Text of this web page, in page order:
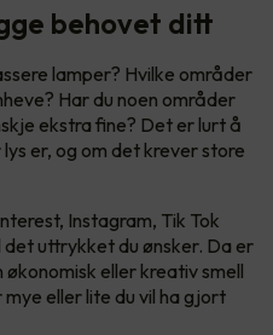
behovet ditt
lamper? Hvilke områder
Har du noen områder
ekstra fine? Det er lurt å
er, og om det krever store
Instagram, Tik Tok
uttrykket du ønsker. Da er
eller kreativ smell
eller lite du vil ha gjort